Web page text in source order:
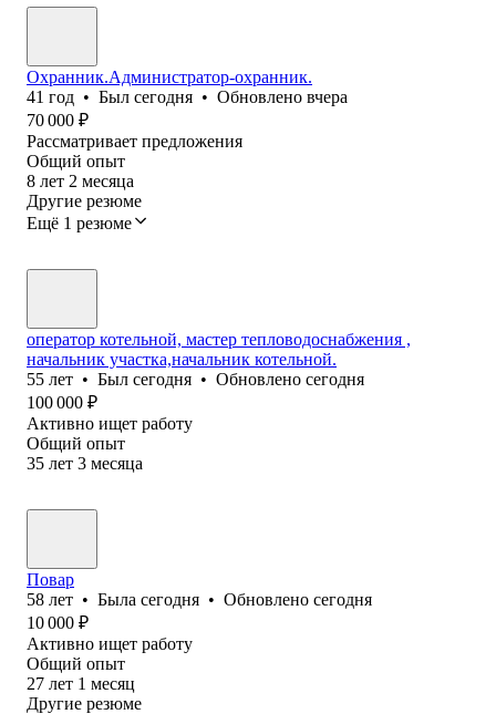
Охранник.Администратор-охранник.
41 год • Был сегодня • Обновлено вчера
70 000 ₽
Рассматривает предложения
Общий опыт
8 лет 2 месяца
Другие резюме
Ещё 1 резюме
оператор котельной, мастер тепловодоснабжения ,
начальник участка,начальник котельной.
55 лет • Был сегодня • Обновлено сегодня
100 000 ₽
Активно ищет работу
Общий опыт
35 лет 3 месяца
Повар
58 лет • Была сегодня • Обновлено сегодня
10 000 ₽
Активно ищет работу
Общий опыт
27 лет 1 месяц
Другие резюме